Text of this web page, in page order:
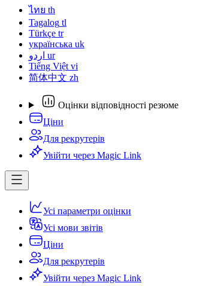
ไทย th
Tagalog tl
Türkçe tr
українська uk
اردو ur
Tiếng Việt vi
简体中文 zh
Оцінки відповідності резюме
Ціни
Для рекрутерів
Увійти через Magic Link
Усі параметри оцінки
Усі мови звітів
Ціни
Для рекрутерів
Увійти через Magic Link